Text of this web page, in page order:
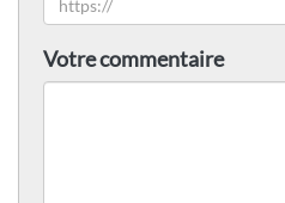
Votre commentaire